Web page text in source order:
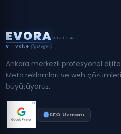
EVORA DIJITAL
V — Value (İş Değeri)
Ankara merkezli profesyonel
Meta reklamları ve web
büyütüyoruz.
SEO Uzmanı